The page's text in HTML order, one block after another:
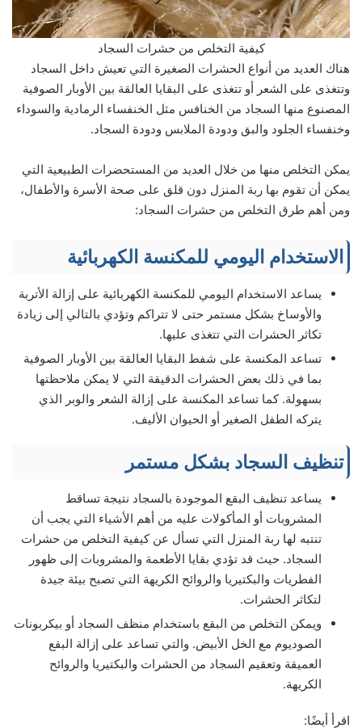
كيفية التخلص من حشرات السجاد
هناك العديد من أنواع الحشرات الصغيرة التي تعيش داخل السجاد
وتتغذى على الشعر أو تتغذى على البقايا العالقة بين الأوبار الصوفية
المصنوع منها السجاد من الخنافس مثل الخنفساء الرمادية والسوداء
وخنفساء الجلود والبق ودودة الملابس ودودة السجاد.
يمكن التخلص منها من خلال العديد من المستحضرات الطبيعية التي
يمكن أن تقوم بها ربة المنزل دون قلق على صحة الأسرة والأطفال،
ومن أهم طرق التخلص من حشرات السجاد:
الاستخدام اليومي للمكنسة الكهربائية
يساعد الاستخدام اليومي للمكنسة الكهربائية على إزالة الأتربة
والأوساخ بشكل مستمر حتى لا تتراكم وتؤدي بالتالي إلى زيادة
تكاثر الحشرات التي تتغذى عليها.
تساعد المكنسة على شفط البقايا العالقة بين الأوبار الصوفية
بما في ذلك بعض الحشرات الدقيقة التي لا يمكن ملاحظتها
بسهولة. كما تساعد المكنسة على إزالة الشعر والوبر الذي
يتركه الطفل الصغير أو الحيوان الأليف.
تنظيف السجاد بشكل مستمر
يساعد تنظيف البقع الموجودة بالسجاد نتيجة تساقط
المشروبات أو المأكولات عليه من أهم الأشياء التي يجب أن
تنتبه لها ربة المنزل التي تسأل عن كيفية التخلص من حشرات
السجاد. حيث قد تؤدي بقايا الأطعمة والمشروبات إلى ظهور
الفطريات والبكتيريا والروائح الكريهة التي تصبح بيئة جيدة
لتكاثر الحشرات.
ويمكن التخلص من البقع باستخدام منظف السجاد أو بيكربونات
الصوديوم مع الخل الأبيض. والتي تساعد على إزالة البقع
العميقة وتعقيم السجاد من الحشرات والبكتيريا والروائح
الكريهة.
اقرأ أيضًا: